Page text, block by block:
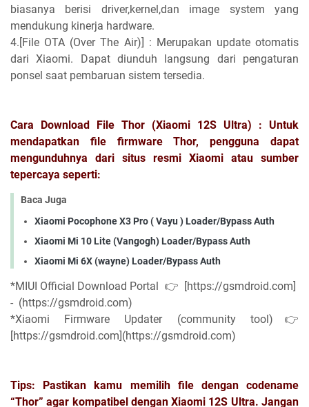
biasanya berisi driver,kernel,dan image system yang
mendukung kinerja hardware.
4.[File OTA (Over The Air)] : Merupakan update otomatis
dari Xiaomi. Dapat diunduh langsung dari pengaturan
ponsel saat pembaruan sistem tersedia.
Cara Download File Thor (Xiaomi 12S Ultra) : Untuk
mendapatkan file firmware Thor, pengguna dapat
mengunduhnya dari situs resmi Xiaomi atau sumber
tepercaya seperti:
Baca Juga
Xiaomi Pocophone X3 Pro ( Vayu ) Loader/Bypass Auth
Xiaomi Mi 10 Lite (Vangogh) Loader/Bypass Auth
Xiaomi Mi 6X (wayne) Loader/Bypass Auth
*MIUI Official Download Portal 👉 [https://gsmdroid.com]
- (https://gsmdroid.com)
*Xiaomi Firmware Updater (community tool)👉
[https://gsmdroid.com](https://gsmdroid.com)
Tips: Pastikan kamu memilih file dengan codename
“Thor” agar kompatibel dengan Xiaomi 12S Ultra. Jangan